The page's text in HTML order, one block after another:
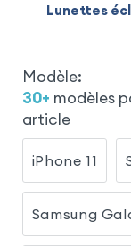
Lunettes
Modèle:
30+ modèles
article
iPhone 11
Samsung